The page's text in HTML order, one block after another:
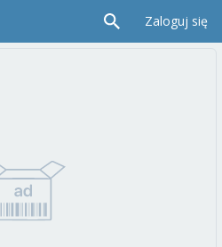
Zaloguj się